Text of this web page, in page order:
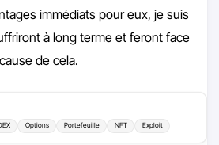
immédiats pour eux, je suis
à long terme et feront face
de cela.
Options Portefeuille NFT Exploit